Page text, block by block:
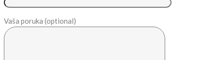
Vaša poruka (optional)